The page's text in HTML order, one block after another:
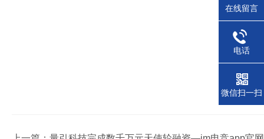
在线留言
电话
微信扫一扫